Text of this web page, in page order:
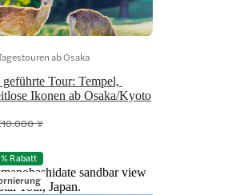
Tour: Tempel,
Ikonen ab Osaka/Kyoto
ab Osaka
10.000 ¥
Rabatt
sandbar view
Tour, Japan.